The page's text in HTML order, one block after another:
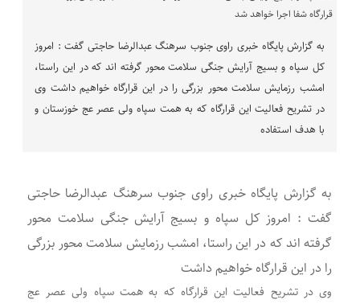
به گزارش پایگاه خبری راوی جنوب سرهنگ عبدالرضا حاجتی گفت : امروز
کل سپاه و بسیج آرایش جنگی سلامت محور گرفته اند که در این راستا،
امشب رزمایش سلامت محور بزرگی را در این قرارگاه خواهیم داشت وی
در تشریح فعالیت این قرارگاه که به همت سپاه ولی عصر عج خوزستان و
با هدف استفاده
به گزارش پایگاه خبری راوی جنوب سرهنگ عبدالرضا حاجتی
گفت : امروز کل سپاه و بسیج آرایش جنگی سلامت محور
گرفته اند که در این راستا، امشب رزمایش سلامت محور بزرگی
را در این قرارگاه خواهیم داشت
وی در تشریح فعالیت این قرارگاه که به همت سپاه ولی عصر عج